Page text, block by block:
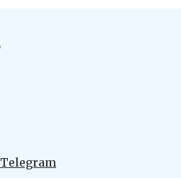
Telegram